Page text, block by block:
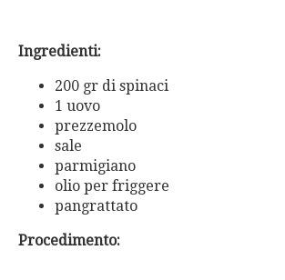
Ingredienti:
200 gr di spinaci
1 uovo
prezzemolo
sale
parmigiano
olio per friggere
pangrattato
Procedimento: